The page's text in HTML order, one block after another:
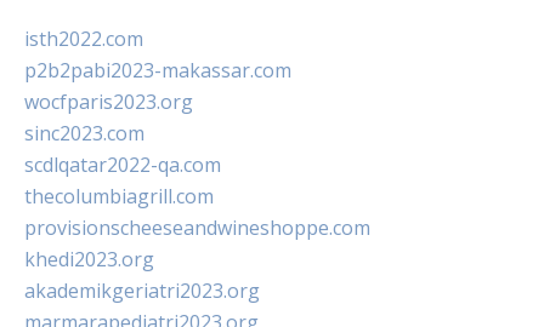
isth2022.com
p2b2pabi2023-makassar.com
wocfparis2023.org
sinc2023.com
scdlqatar2022-qa.com
thecolumbiagrill.com
provisionscheeseandwineshoppe.com
khedi2023.org
akademikgeriatri2023.org